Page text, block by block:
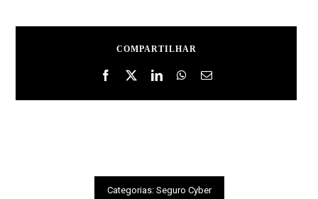
COMPARTILHAR
Categorias: Seguro Cyber